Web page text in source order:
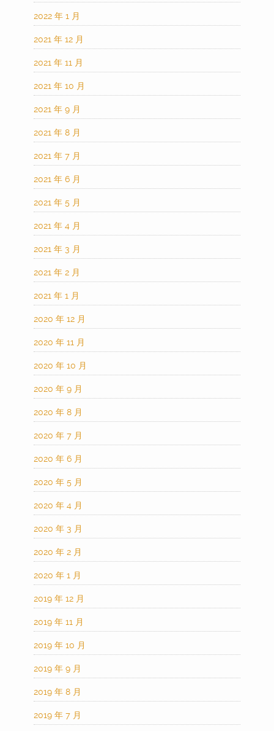
2022 年 1 月
2021 年 12 月
2021 年 11 月
2021 年 10 月
2021 年 9 月
2021 年 8 月
2021 年 7 月
2021 年 6 月
2021 年 5 月
2021 年 4 月
2021 年 3 月
2021 年 2 月
2021 年 1 月
2020 年 12 月
2020 年 11 月
2020 年 10 月
2020 年 9 月
2020 年 8 月
2020 年 7 月
2020 年 6 月
2020 年 5 月
2020 年 4 月
2020 年 3 月
2020 年 2 月
2020 年 1 月
2019 年 12 月
2019 年 11 月
2019 年 10 月
2019 年 9 月
2019 年 8 月
2019 年 7 月